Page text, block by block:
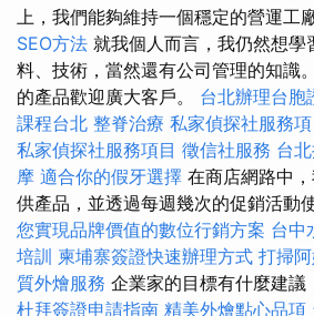
上，我們能夠維持一個穩定的營運工
SEO方法 就我個人而言，我仍然想學
料、技術，當然還有公司管理的知識
的產品歡迎廣大客戶。 台北辦理台胞
課程台北 整脊治療 私家偵探社服務項
私家偵探社服務項目 徵信社服務 台
摩 適合你的假牙選擇 在商店網路中
供產品，並透過每週幾次的促銷活動
您實現品牌價值的數位行銷方案 台中
培訓 柬埔寨簽證快速辦理方式 打掃
質外燴服務 企業家的目標有什麼建議
杜拜簽證申請指南 精美外燴點心品項